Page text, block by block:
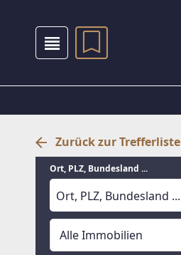
Zurück zur Trefferliste
Ort, PLZ, Bundesland ...
Alle Immobilien